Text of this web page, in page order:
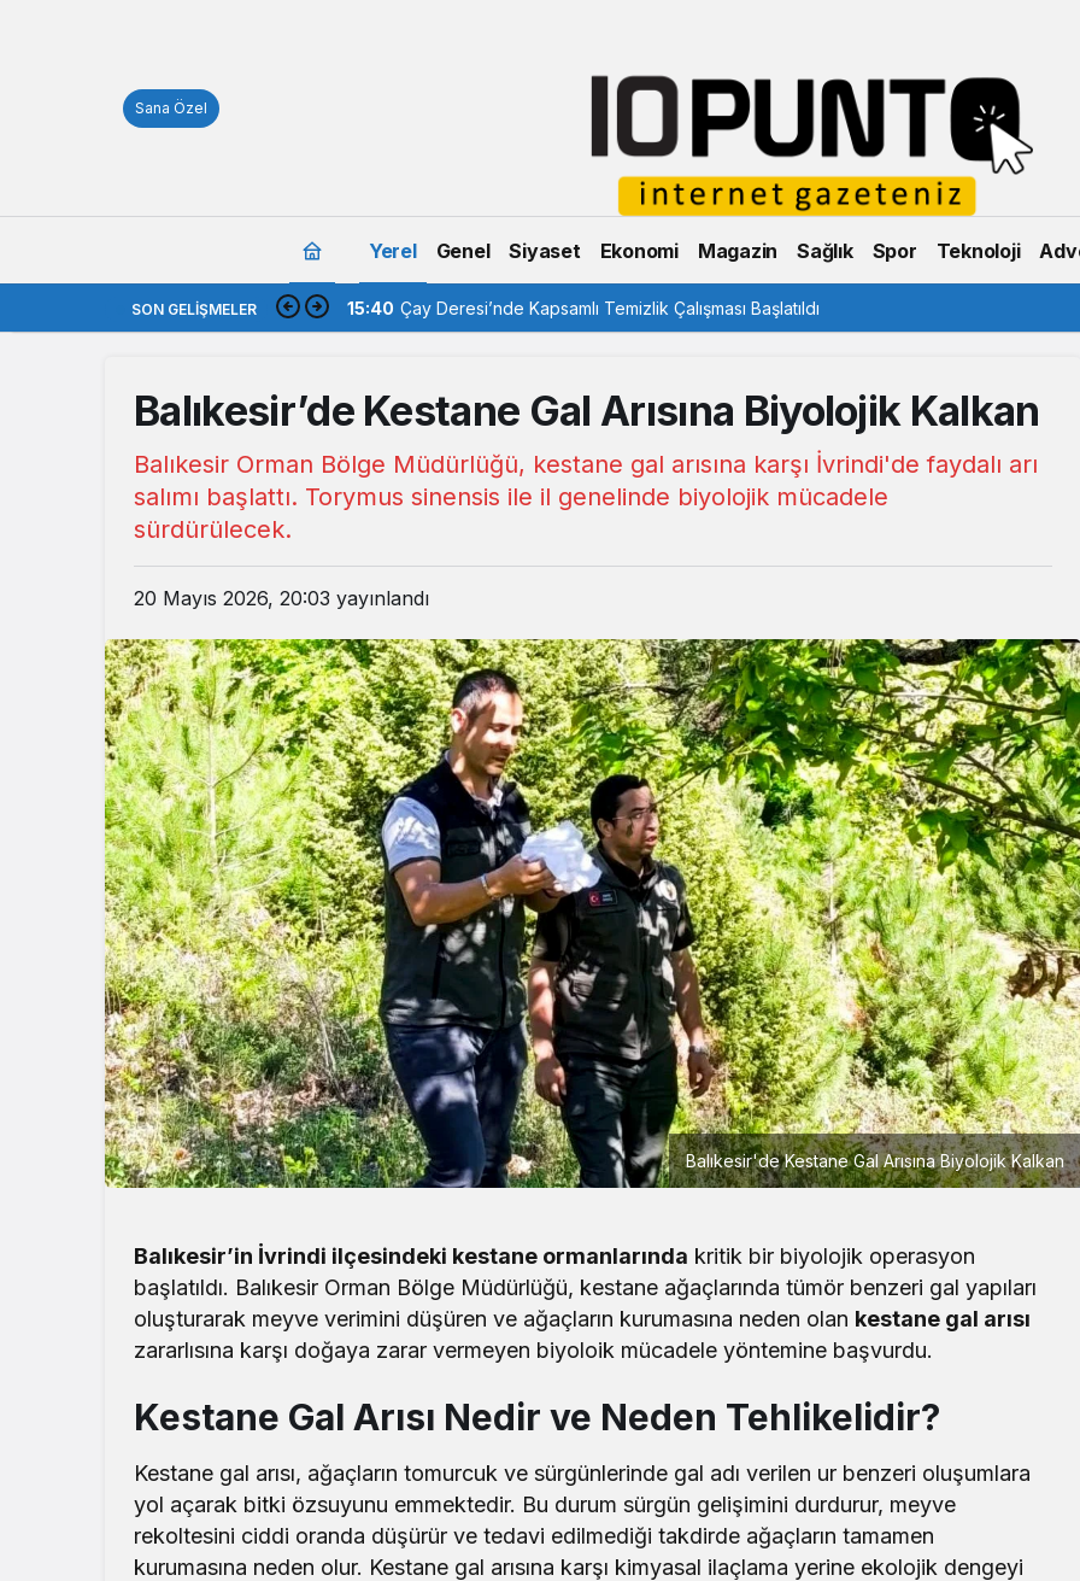
Sana Özel
Yerel Genel Siyaset Ekonomi Magazin Sağlık Spor Teknoloji
SON GELIŞMELER 15:40 Çay Deresi’nde Kapsamlı Temizlik Çalışması Başlatıldı
Balıkesir’de Kestane Gal Arısına Biyolojik Kalkan
Balıkesir Orman Bölge Müdürlüğü, kestane gal arısına karşı İvrindi'de faydalı arı
salımı başlattı. Torymus sinensis ile il genelinde biyolojik mücadele
sürdürülecek.
20 Mayıs 2026, 20:03 yayınlandı
Balıkesir'de Kestane Gal Arısına Biyolojik Kalkan
Balıkesir’in İvrindi ilçesindeki kestane ormanlarında kritik bir biyolojik operasyon
başlatıldı. Balıkesir Orman Bölge Müdürlüğü, kestane ağaçlarında tümör benzeri gal yapıları
oluşturarak meyve verimini düşüren ve ağaçların kurumasına neden olan kestane gal arısı
zararlısına karşı doğaya zarar vermeyen biyoloik mücadele yöntemine başvurdu.
Kestane Gal Arısı Nedir ve Neden Tehlikelidir?
Kestane gal arısı, ağaçların tomurcuk ve sürgünlerinde gal adı verilen ur benzeri oluşumlara
yol açarak bitki özsuyunu emmektedir. Bu durum sürgün gelişimini durdurur, meyve
rekoltesini ciddi oranda düşürür ve tedavi edilmediği takdirde ağaçların tamamen
kurumasına neden olur. Kestane gal arısına karşı kimyasal ilaçlama yerine ekolojik dengeyi
Çay Deresi’nde Kapsamlı Temizlik
Çalışması Başlatıldı